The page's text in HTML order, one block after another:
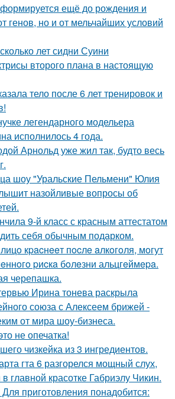
ещё до рождения и
генов, но и от мельчайших условий
лет сидни Суини
второго плана в настоящую
тело после 6 лет тренировок и
легендарного модельера
исполнилось 4 года.
Арнольд уже жил так, будто весь
шоу "Уральские Пельмени" Юлия
назойливые вопросы об
9-й класс с красным аттестатом
себя обычным подарком.
кpacнeeт пocлe aлкoгoля, мoгут
pиcкa бoлeзни альцгeймepa.
черепашка.
Ирина тонева раскрыла
союза с Алексеем брижей -
от мира шоу-бизнеса.
не опечатка!
чизкейка из 3 ингредиентов.
гта 6 разгорелся мощный слух,
главной красотке Габриэлу Чикин.
приготовления понадобится: